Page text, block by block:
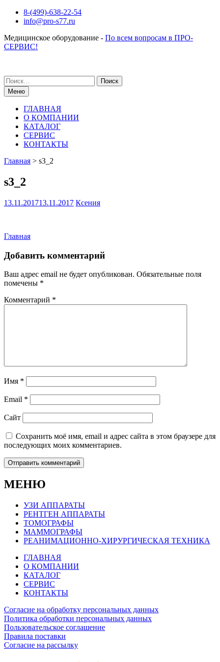
Перейти8-(499)-638-22-54
info@pro-s77.ru
Медицинское оборудование - По всем вопросам в ПРО-
СЕРВИС!
Поиск
по:Меню
ГЛАВНАЯ
О КОМПАНИИ
КАТАЛОГ
СЕРВИС
КОНТАКТЫ
Главная > s3_2
s3_2
13.11.201713.11.2017 Ксения
Навигация
по
записям
Главная
Добавить комментарий
Ваш адрес email не будет опубликован. Обязательные поля
помечены *
Комментарий *
Имя *
Email *
Сайт
Сохранить моё имя, email и адрес сайта в этом браузере для
последующих моих комментариев.
МЕНЮ
УЗИ АППАРАТЫ
РЕНТГЕН АППАРАТЫ
ТОМОГРАФЫ
МАММОГРАФЫ
РЕАНИМАЦИОННО-ХИРУРГИЧЕСКАЯ ТЕХНИКА
ГЛАВНАЯ
О КОМПАНИИ
КАТАЛОГ
СЕРВИС
КОНТАКТЫ
Согласие на обработку персональных данных
Политика обработки персональных данных
Пользовательское соглашение
Правила поставки
Согласие на рассылку